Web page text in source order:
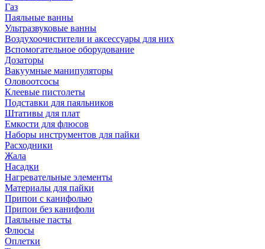
Газ
Паяльные ванны
Ультразвуковые ванны
Воздухоочистители и аксессуары для них
Вспомогательное оборудование
Дозаторы
Вакуумные манипуляторы
Оловоотсосы
Клеевые пистолеты
Подставки для паяльников
Штативы для плат
Емкости для флюсов
Наборы инструментов для пайки
Расходники
Жала
Насадки
Нагревательные элементы
Материалы для пайки
Припои с канифолью
Припои без канифоли
Паяльные пасты
Флюсы
Оплетки